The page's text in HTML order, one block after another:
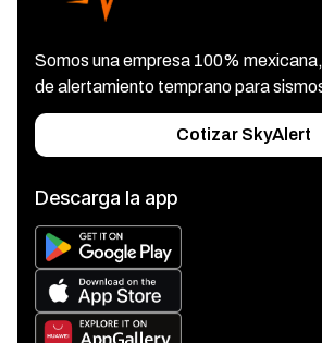
Somos una empresa 100%
de alertamiento temprano para
Cotizar SkyAlert
Descarga la app